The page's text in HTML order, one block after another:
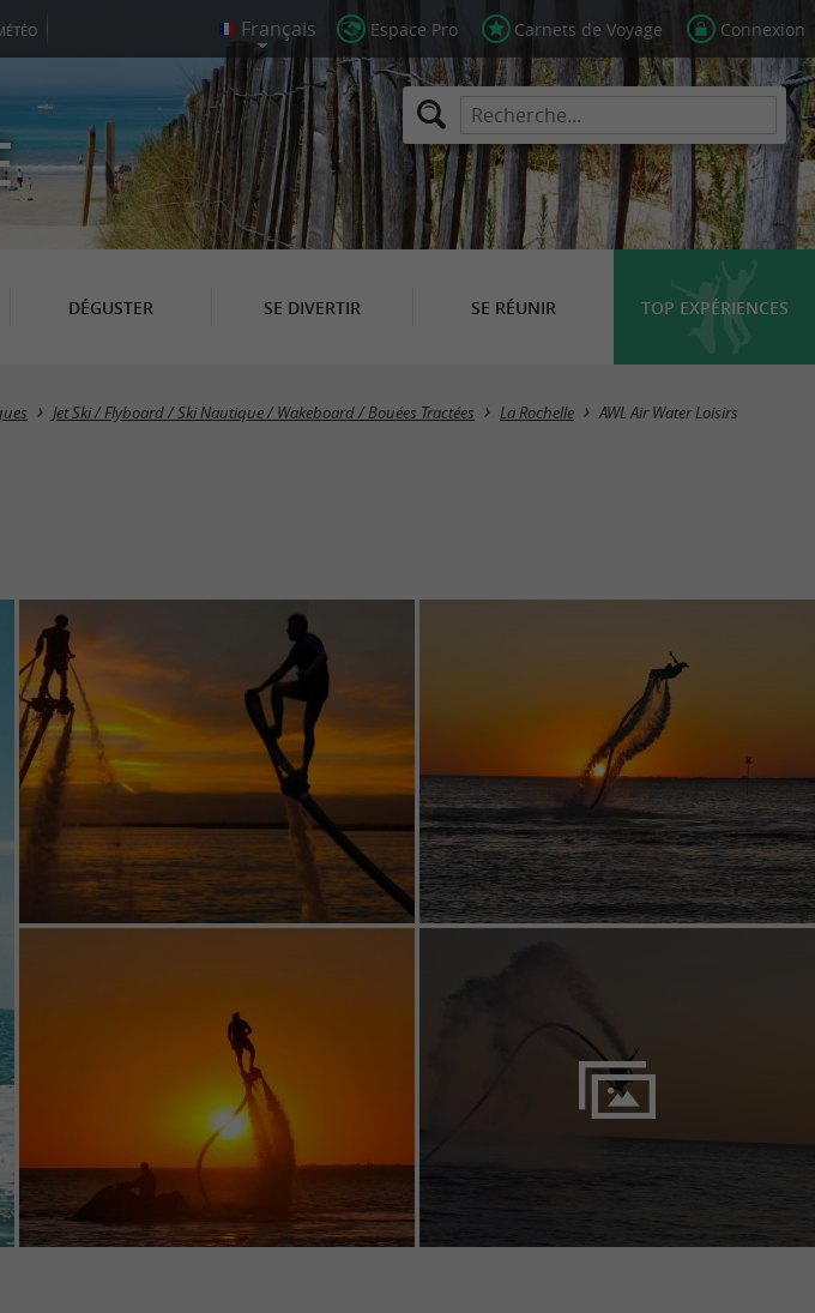
Espace Pro Carnets de Voyage Connexion
DÉGUSTER SE DIVERTIR SE RÉUNIR TOP EXPÉRIENCES
Jet Ski / Flyboard / Ski Nautique / Wakeboard / Bouées Tractées La Rochelle AWL Air Water Loisirs